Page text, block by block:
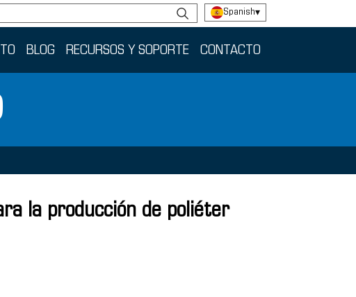
Spanish▾
BLOG RECURSOS Y SOPORTE CONTACTO
la producción de poliéter